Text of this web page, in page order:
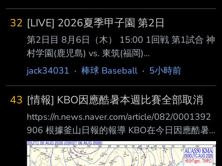
憂鬱症多發生於65
32 [LIVE] 2026夏季甲子園 第2日
第2日目 8月6日（木） 15:00 1回戦 第1試合 神
村学園(鹿児島) vs. 東筑(福岡)
https://sports.yahoo.co.jp/livestream/vk/hsb/20
ファー(静岡) vs. 佐野日大(栃木)
https://sports.yahoo.co.jp/livestream/vk/hsb/20
21048482 夏の甲子園対戦カードと注目選手
https://www.draft-kaigi.jp/highschoo
jack34031 · 棒球 Baseball· 5小時前
43 [情報] KBO因應酷暑本週比賽全部取消
https://n.news.naver.com/article/082/0001392
906 根據釜山日報的報導 KBO在今日因應酷暑
展開的會議 本週的比賽將全數取消 之後的比賽
不論平日週末都將延至1900開賽（高尺蛋除